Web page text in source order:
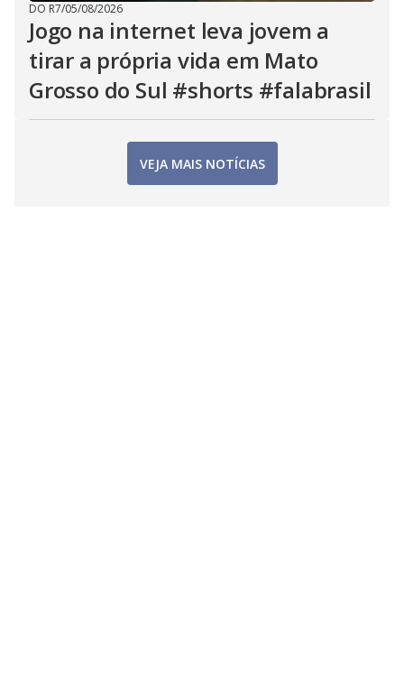
DO R7/05/08/2026
Jogo na internet leva jovem a
tirar a própria vida em Mato
Grosso do Sul #shorts #falabrasil
VEJA MAIS NOTÍCIAS